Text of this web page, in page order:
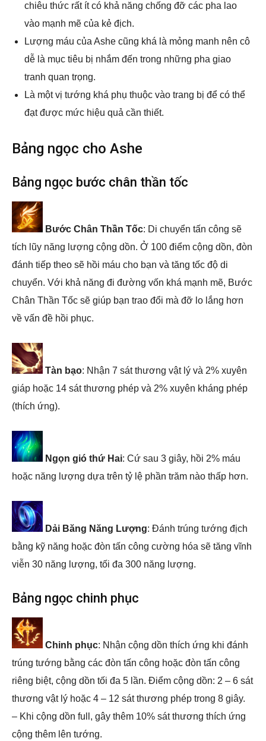
chiêu thức rất ít có khả năng chống đỡ các pha lao
vào mạnh mẽ của kẻ địch.
Lượng máu của Ashe cũng khá là mỏng manh nên cô
dễ là mục tiêu bị nhắm đến trong những pha giao
tranh quan trọng.
Là một vị tướng khá phụ thuộc vào trang bị để có thể
đạt được mức hiệu quả cần thiết.
Bảng ngọc cho Ashe
Bảng ngọc bước chân thần tốc
Bước Chân Thần Tốc: Di chuyển tấn công sẽ
tích lũy năng lượng cộng dồn. Ở 100 điểm cộng dồn, đòn
đánh tiếp theo sẽ hồi máu cho bạn và tăng tốc độ di
chuyển. Với khả năng đi đường vốn khá mạnh mẽ, Bước
Chân Thần Tốc sẽ giúp bạn trao đổi mà đỡ lo lắng hơn
về vấn đề hồi phục.
Tàn bạo: Nhận 7 sát thương vật lý và 2% xuyên
giáp hoặc 14 sát thương phép và 2% xuyên kháng phép
(thích ứng).
Ngọn gió thứ Hai: Cứ sau 3 giây, hồi 2% máu
hoặc năng lượng dựa trên tỷ lệ phần trăm nào thấp hơn.
Dải Băng Năng Lượng: Đánh trúng tướng địch
bằng kỹ năng hoặc đòn tấn công cường hóa sẽ tăng vĩnh
viễn 30 năng lượng, tối đa 300 năng lượng.
Bảng ngọc chinh phục
Chinh phục: Nhận cộng dồn thích ứng khi đánh
trúng tướng bằng các đòn tấn công hoặc đòn tấn công
riêng biệt, cộng dồn tối đa 5 lần. Điểm cộng dồn: 2 – 6 sát
thương vật lý hoặc 4 – 12 sát thương phép trong 8 giây.
– Khi cộng dồn full, gây thêm 10% sát thương thích ứng
cộng thêm lên tướng.